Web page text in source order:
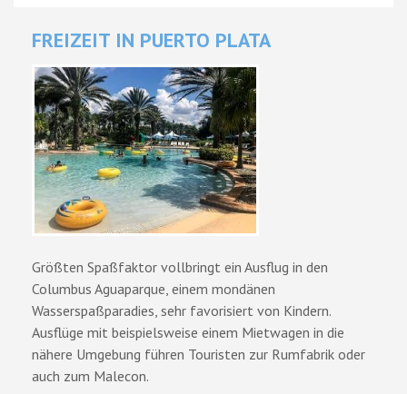
FREIZEIT IN PUERTO PLATA
Größten Spaßfaktor vollbringt ein Ausflug in den
Columbus Aguaparque, einem mondänen
Wasserspaßparadies, sehr favorisiert von Kindern.
Ausflüge mit beispielsweise einem Mietwagen in die
nähere Umgebung führen Touristen zur Rumfabrik oder
auch zum Malecon.